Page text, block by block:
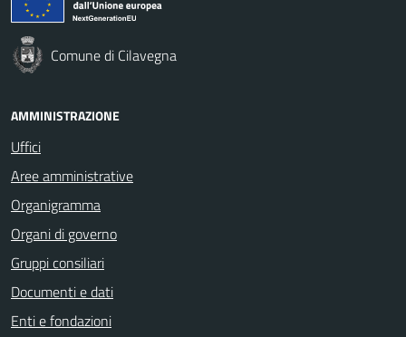
Comune di Cilavegna
AMMINISTRAZIONE
Uffici
Aree amministrative
Organigramma
Organi di governo
Gruppi consiliari
Documenti e dati
Enti e fondazioni